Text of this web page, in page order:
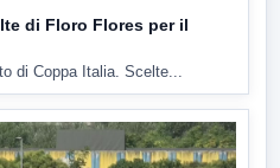
di Floro Flores per il
di Coppa Italia. Scelte...